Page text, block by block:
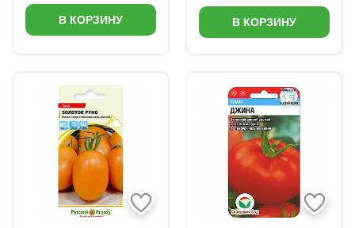
В КОРЗИНУ В КОРЗИНУ